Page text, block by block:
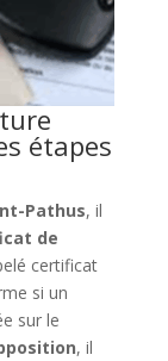
étapes
Pathus, il
de
certificat
si un
sur le
, il